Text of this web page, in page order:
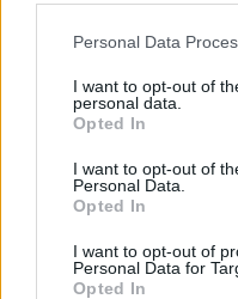
Please note that this
not limited to your visit or
grant or deny consent to
use your data for below
consent section.
Personal Data
I want to opt-out of
personal data.
Opted In
I want to opt-out of
Personal Data.
Opted In
I want to opt-out of
Personal Data for
Opted In
συχνά να πίνει.
δεν της δώσω
πιάνει υστερία
συμπέρασμα ή
τι θα μπορούσε
μπορούσα να
τη κατάσταση;
⇐ Απάντηση: